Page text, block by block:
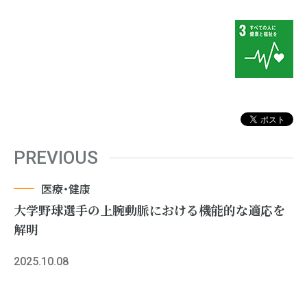
PREVIOUS
医療・健康
大学野球選手の上腕動脈における機能的な適応を
解明
2025.10.08